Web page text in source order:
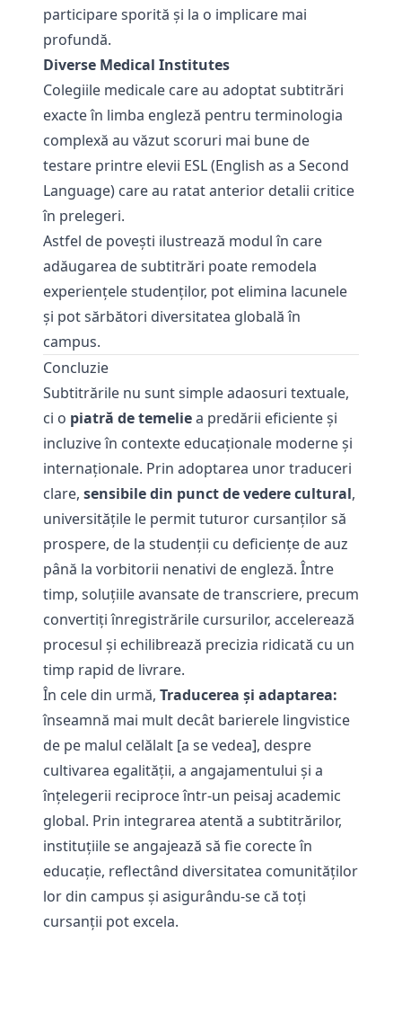
participare sporită și la o implicare mai
profundă.
Diverse Medical Institutes
Colegiile medicale care au adoptat subtitrări
exacte în limba engleză pentru terminologia
complexă au văzut scoruri mai bune de
testare printre elevii ESL (English as a Second
Language) care au ratat anterior detalii critice
în prelegeri.
Astfel de povești ilustrează modul în care
adăugarea de subtitrări poate remodela
experiențele studenților, pot elimina lacunele
și pot sărbători diversitatea globală în
campus.
Concluzie
Subtitrările nu sunt simple adaosuri textuale,
ci o piatră de temeliea predării eficiente și
incluzive în contexte educaționale moderne și
internaționale. Prin adoptarea unor traduceri
clare, sensibile din punct de vedere cultural,
universitățile le permit tuturor cursanților să
prospere, de la studenții cu deficiențe de auz
până la vorbitorii nenativi de engleză. Între
timp, soluțiile avansate de transcriere, precum
convertiți înregistrările cursurilor, accelerează
procesul și echilibrează precizia ridicată cu un
timp rapid de livrare.
În cele din urmă, Traducerea şi adaptarea:
înseamnă mai mult decât barierele lingvistice
de pe malul celălalt [a se vedea], despre
cultivarea egalității, a angajamentului și a
înțelegerii reciproce într-un peisaj academic
global. Prin integrarea atentă a subtitrărilor,
instituțiile se angajează să fie corecte în
educație, reflectând diversitatea comunităților
lor din campus și asigurându-se că toți
cursanții pot excela.